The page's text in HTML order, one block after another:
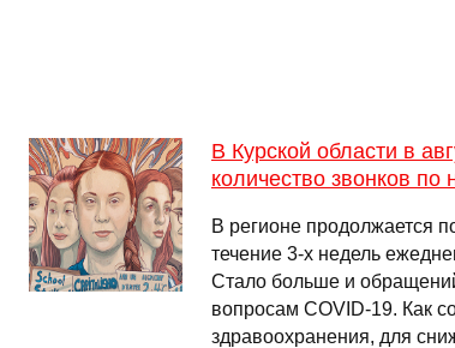
В Курской области в
количество звонков по
В регионе продолжается
течение 3-х недель
Стало больше и
вопросам COVID-19. Как
здравоохранения, для